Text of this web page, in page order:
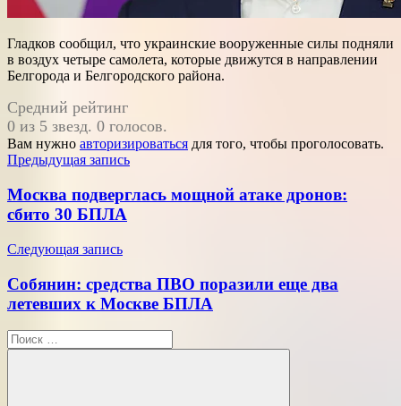
Гладков сообщил, что украинские вооруженные силы подняли
в воздух четыре самолета, которые движутся в направлении
Белгорода и Белгородского района.
Средний рейтинг
0 из 5 звезд. 0 голосов.
Вам нужно авторизироваться для того, чтобы проголосовать.
Навигация
по
записям
Предыдущая запись
Москва подверглась мощной атаке дронов:
сбито 30 БПЛА
Следующая запись
Собянин: средства ПВО поразили еще два
летевших к Москве БПЛА
Поиск
для: